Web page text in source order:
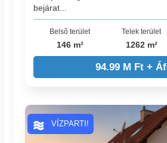
bejárat...
Belső terület
146 m²
Telek terület
1262 m²
94.99 M Ft +
VÍZPARTI!